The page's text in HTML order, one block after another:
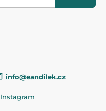
info@eandilek.cz
Instagram